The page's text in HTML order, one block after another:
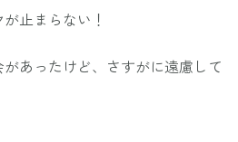
止まらない！
あったけど、さすがに遠慮して